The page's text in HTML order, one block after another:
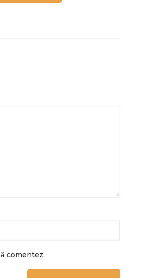
comentez.